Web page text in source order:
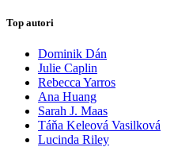
Top autori
Dominik Dán
Julie Caplin
Rebecca Yarros
Ana Huang
Sarah J. Maas
Táňa Keleová Vasilková
Lucinda Riley